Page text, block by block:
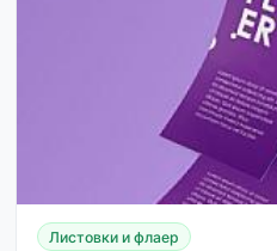
Листовки и флаер